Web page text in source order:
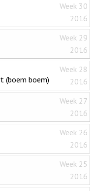
Week 30
2016
Week 29
2016
Week 28
2016
(boem boem)
Week 27
2016
Week 26
2016
Week 25
2016